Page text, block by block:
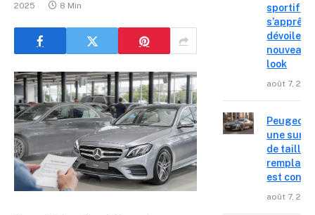
2025
8 Min
sportif
s’apprête
dévoiler
nouveau
look
août 7,
Peugeot
une
de taille,
est
août 7,